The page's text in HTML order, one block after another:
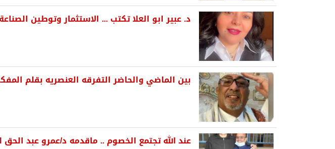
د. عبير ابو العلا تكتب ... الاستثمار وتوطين
بين الماضي والحاضر التفرقه العنصريه بقلم
عند الله تجتمع الخصوم .. ماقدمه د/عمرو عبد